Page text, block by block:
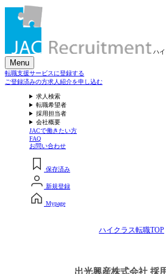
ハ
Menu
転職支援サービスに登録する
ご登録済みの方求人紹介を申し込む
求人検索
転職希望者
採用担当者
会社概要
JACで働きたい方
FAQ
お問い合わせ
保存済み
新規登録
Mypage
ハイクラス転職TOP
出光興産株式会社 採